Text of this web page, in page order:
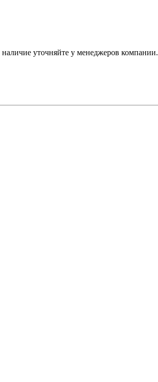
уточняйте у менеджеров компании.